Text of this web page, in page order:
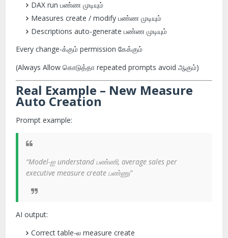
DAX run பண்ண முடியும்
Measures create / modify பண்ண முடியும்
Descriptions auto-generate பண்ண முடியும்
Every change-க்கும் permission கேக்கும்
(Always Allow கொடுத்தா repeated prompts avoid ஆகும்)
Real Example – New Measure
Auto Creation
Prompt example:
“Model-ஐ understand பண்ணி, average sales per
executive measure create பண்ணு”
AI output:
Correct table-ல measure create